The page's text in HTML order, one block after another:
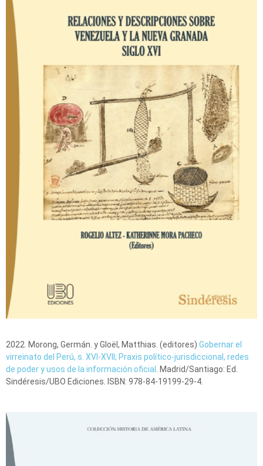
2022. Morong, Germán. y Gloël, Matthias. (editores) Gobernar el
virreinato del Perú, s. XVI-XVII; Praxis político-jurisdiccional, redes
de poder y usos de la información oficial
. Madrid/Santiago: Ed.
Sindéresis/UBO Ediciones. ISBN: 978-84-19199-29-4.